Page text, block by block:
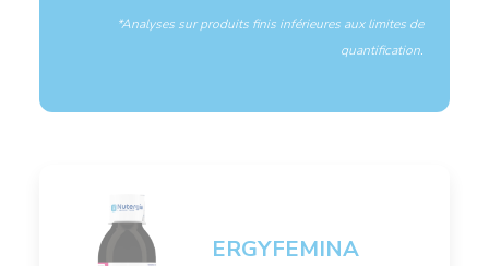
*Analyses sur produits finis inférieures aux limites de
quantification.
ERGYFEMINA